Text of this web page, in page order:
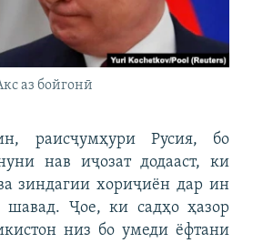
аз бойгонӣ
раисҷумҳури Русия, бо
нав иҷозат додааст, ки
зиндагии хориҷиён дар ин
шавад. Ҷое, ки садҳо ҳазор
низ бо умеди ёфтани